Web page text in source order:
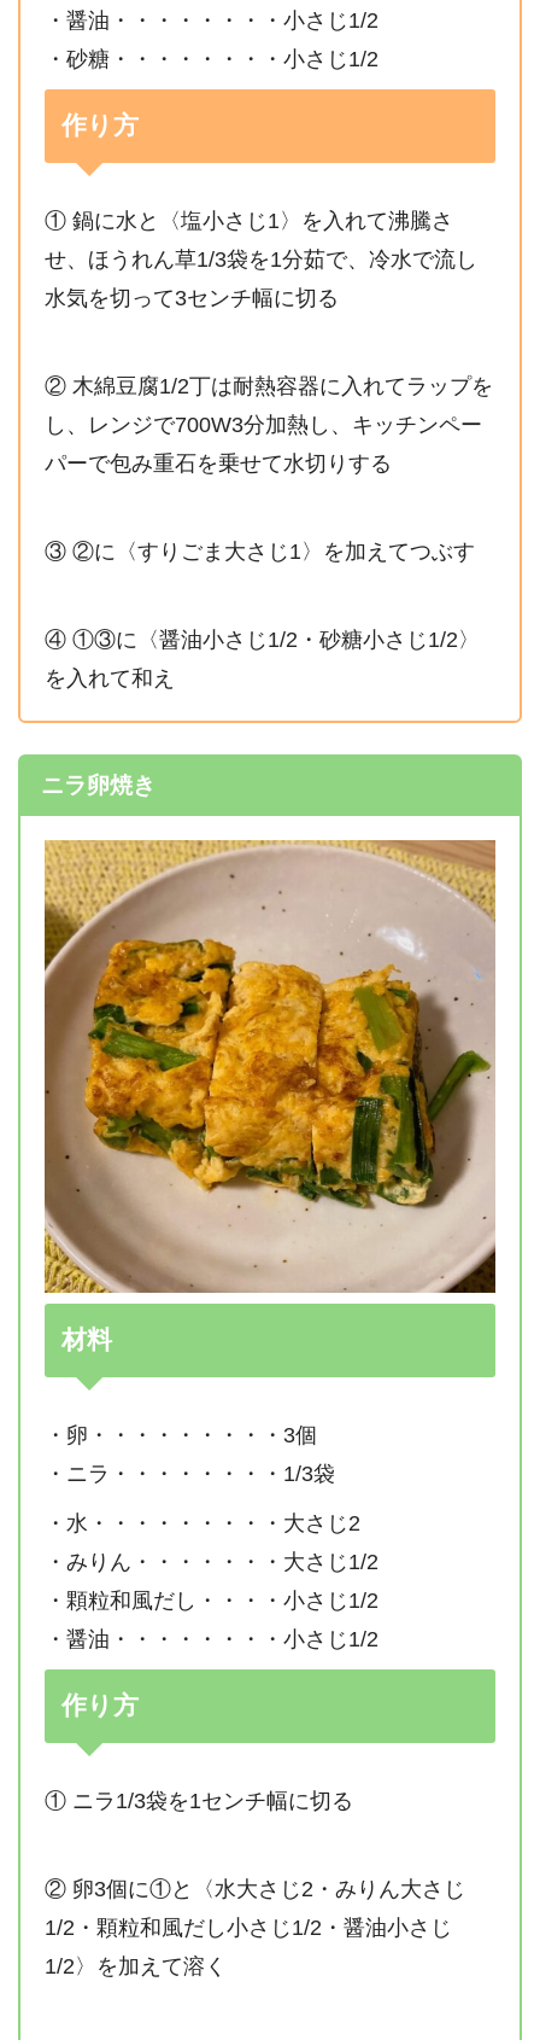
・醤油・・・・・・・・小さじ1/2
・砂糖・・・・・・・・小さじ1/2
作り方
① 鍋に水と〈塩小さじ1〉を入れて沸騰さ
せ、ほうれん草1/3袋を1分茹で、冷水で流し
水気を切って3センチ幅に切る
② 木綿豆腐1/2丁は耐熱容器に入れてラップを
し、レンジで700W3分加熱し、キッチンペー
パーで包み重石を乗せて水切りする
③ ②に〈すりごま大さじ1〉を加えてつぶす
④ ①③に〈醤油小さじ1/2・砂糖小さじ1/2〉
を入れて和え
ニラ卵焼き
材料
・卵・・・・・・・・・3個
・ニラ・・・・・・・・1/3袋
・水・・・・・・・・・大さじ2
・みりん・・・・・・・大さじ1/2
・顆粒和風だし・・・・小さじ1/2
・醤油・・・・・・・・小さじ1/2
作り方
① ニラ1/3袋を1センチ幅に切る
② 卵3個に①と〈水大さじ2・みりん大さじ
1/2・顆粒和風だし小さじ1/2・醤油小さじ
1/2〉を加えて溶く